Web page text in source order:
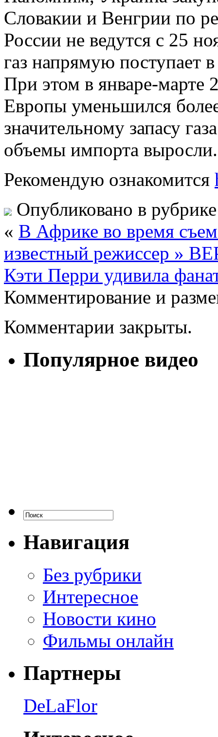
Словакии и Венгрии по
России не ведутся с 25
газ напрямую поступает
При этом в январе-марте
Европы уменьшился
значительному запасу
объемы импорта выросли.
Рекомендую ознакомится
Опубликовано в
« В Африке во время
известный режиссер »
Кэти Перри удивила
Комментирование и
Комментарии закрыты.
Популярное видео
Навигация
Без рубрики
Интересное
Новости кино
Фильмы онлайн
Партнеры
DeLaFlor